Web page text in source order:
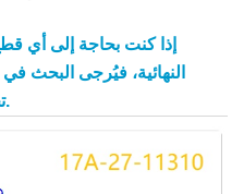
إذا كنت بحاجة إلى أي
النهائية، فيُرجى البحث
تحديدها، وسنرسل لك عرض سعر.